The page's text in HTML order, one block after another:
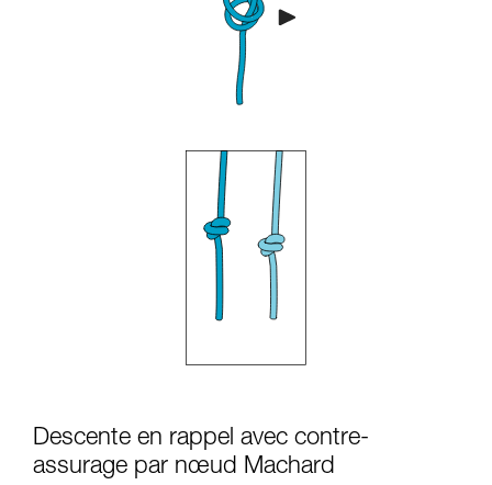
Descente en rappel avec contre-
assurage par nœud Machard